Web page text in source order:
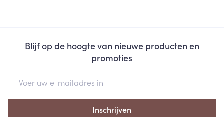
Blijf op de hoogte van nieuwe producten en
promoties
Inschrijven